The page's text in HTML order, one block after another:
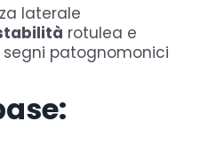
laterale
rotulea e
patognomonici